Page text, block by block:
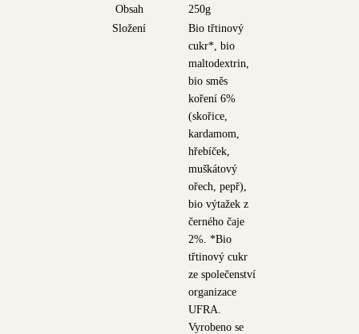
Obsah
250g
Složení
Bio třtinový
cukr*, bio
maltodextrin,
bio směs
koření 6%
(skořice,
kardamom,
hřebíček,
muškátový
ořech, pepř),
bio výtažek z
černého čaje
2%. *Bio
třtinový cukr
ze společenství
organizace
UFRA.
Vyrobeno se